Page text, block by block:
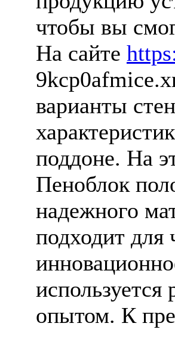
чтобы вы
На сайте
варианты
поддоне. На
Пеноблок
надежного
подходит для
опытом. К